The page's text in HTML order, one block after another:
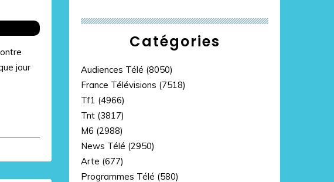
jour
Catégories
Audiences Télé (8050)
France Télévisions (7518)
Tf1 (4966)
Tnt (3817)
M6 (2988)
News Télé (2950)
Arte (677)
Programmes Télé (580)